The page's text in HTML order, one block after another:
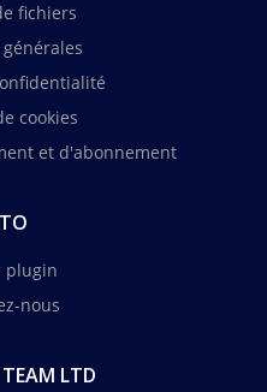
fichiers
cookies
et d'abonnement
plugin
nous
LTD